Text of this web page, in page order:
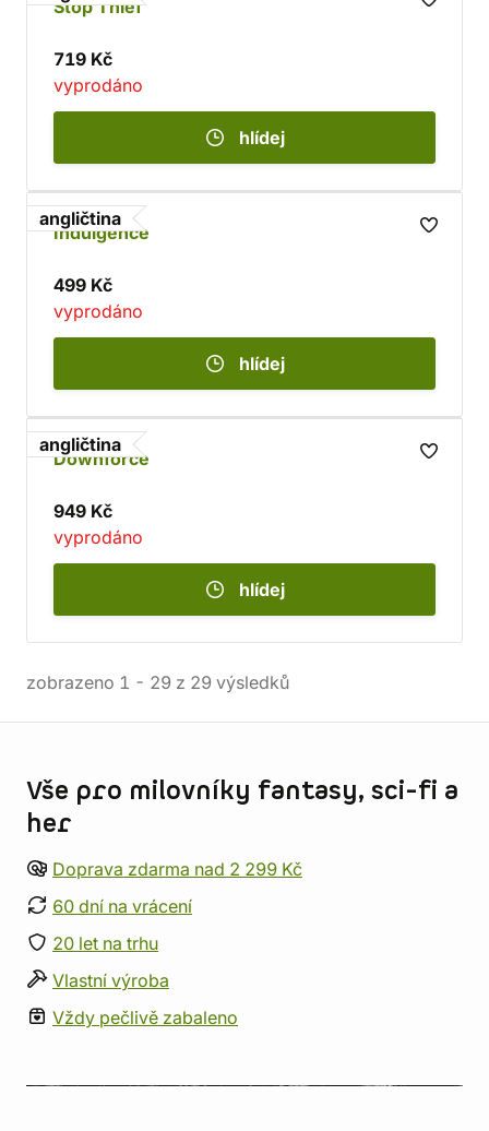
Stop Thief
719 Kč
vyprodáno
hlídej
angličtina
Indulgence
499 Kč
vyprodáno
hlídej
angličtina
Downforce
949 Kč
vyprodáno
hlídej
zobrazeno 1 - 29 z 29 výsledků
Vše pro milovníky fantasy, sci-fi a
her
Doprava zdarma nad 2 299 Kč
60 dní na vrácení
20 let na trhu
Vlastní výroba
Vždy pečlivě zabaleno